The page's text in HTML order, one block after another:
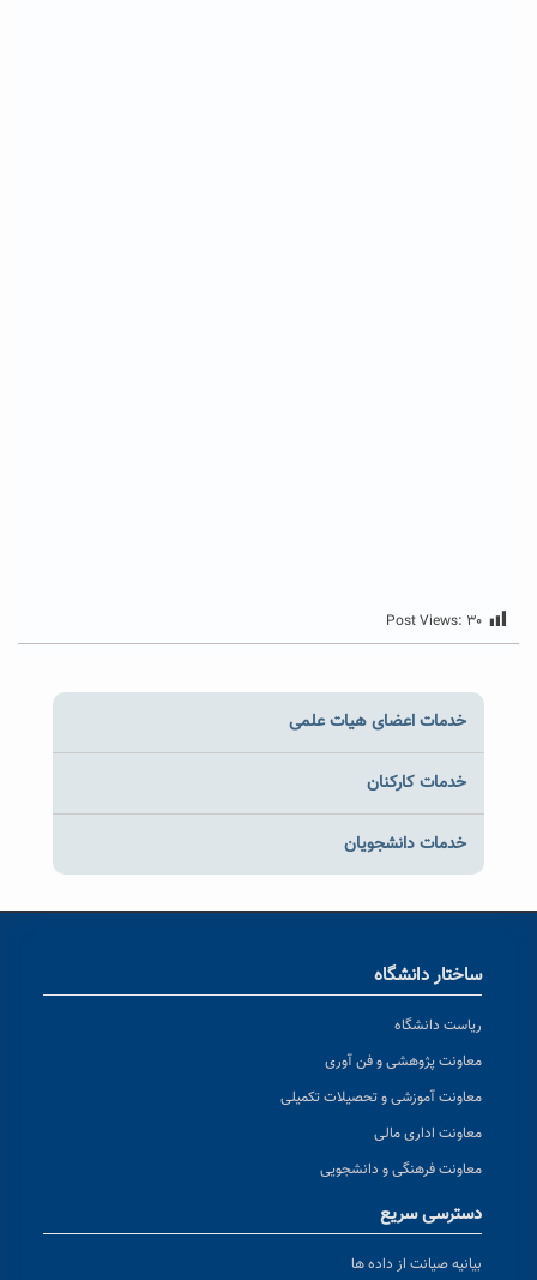
Post Views: ۳۰
خدمات اعضای هیات علمی
خدمات کارکنان
خدمات دانشجویان
ساختار دانشگاه
ریاست دانشگاه
معاونت پژوهشی و فن آوری
معاونت آموزشی و تحصیلات تکمیلی
معاونت اداری مالی
معاونت فرهنگی و دانشجویی
دسترسی سریع
بیانیه صیانت از داده ها